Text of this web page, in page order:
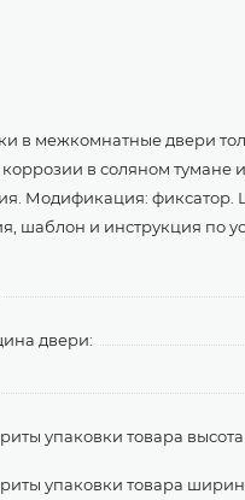
в межкомнатные двери
в соляном тумане и
Модификация: фиксатор.
шаблон и инструкция по
двери:
упаковки товара
упаковки товара